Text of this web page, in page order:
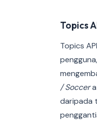
Topics
Topics
/ Soccer
daripada